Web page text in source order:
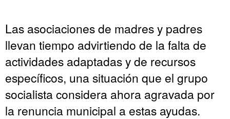
Las asociaciones de madres y padres
llevan tiempo advirtiendo de la falta de
actividades adaptadas y de recursos
específicos, una situación que el grupo
socialista considera ahora agravada por
la renuncia municipal a estas ayudas.